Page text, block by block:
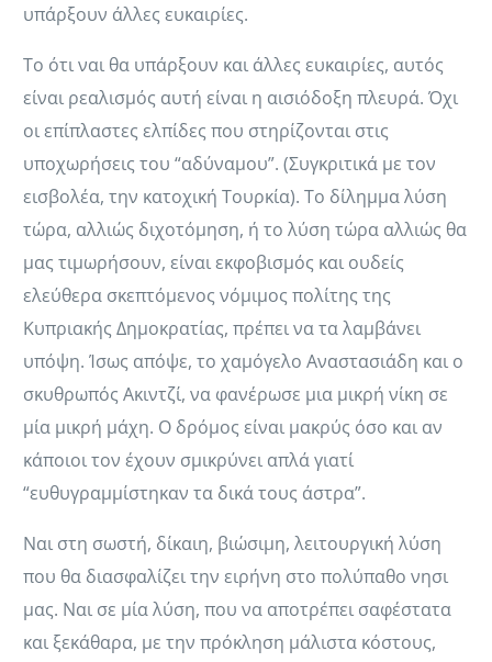
υπάρξουν άλλες ευκαιρίες.
Το ότι ναι θα υπάρξουν και άλλες ευκαιρίες, αυτός
είναι ρεαλισμός αυτή είναι η αισιόδοξη πλευρά. Όχι
οι επίπλαστες ελπίδες που στηρίζονται στις
υποχωρήσεις του “αδύναμου”. (Συγκριτικά με τον
εισβολέα, την κατοχική Τουρκία). Το δίλημμα λύση
τώρα, αλλιώς διχοτόμηση, ή το λύση τώρα αλλιώς θα
μας τιμωρήσουν, είναι εκφοβισμός και ουδείς
ελεύθερα σκεπτόμενος νόμιμος πολίτης της
Κυπριακής Δημοκρατίας, πρέπει να τα λαμβάνει
υπόψη. Ίσως απόψε, το χαμόγελο Αναστασιάδη και ο
σκυθρωπός Ακιντζί, να φανέρωσε μια μικρή νίκη σε
μία μικρή μάχη. Ο δρόμος είναι μακρύς όσο και αν
κάποιοι τον έχουν σμικρύνει απλά γιατί
“ευθυγραμμίστηκαν τα δικά τους άστρα”.
Ναι στη σωστή, δίκαιη, βιώσιμη, λειτουργική λύση
που θα διασφαλίζει την ειρήνη στο πολύπαθο νησι
μας. Ναι σε μία λύση, που να αποτρέπει σαφέστατα
και ξεκάθαρα, με την πρόκληση μάλιστα κόστους,